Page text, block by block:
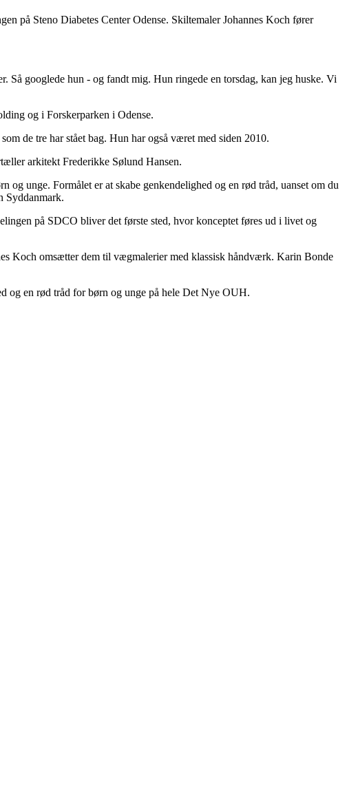
på Steno Diabetes Center Odense. Skiltemaler Johannes Koch fører
Så googlede hun - og fandt mig. Hun ringede en torsdag, kan jeg huske. Vi
og i Forskerparken i Odense.
de tre har stået bag. Hun har også været med siden 2010.
arkitekt Frederikke Sølund Hansen.
og unge. Formålet er at skabe genkendelighed og en rød tråd, uanset om du
Syddanmark.
på SDCO bliver det første sted, hvor konceptet føres ud i livet og
Koch omsætter dem til vægmalerier med klassisk håndværk. Karin Bonde
og en rød tråd for børn og unge på hele Det Nye OUH.